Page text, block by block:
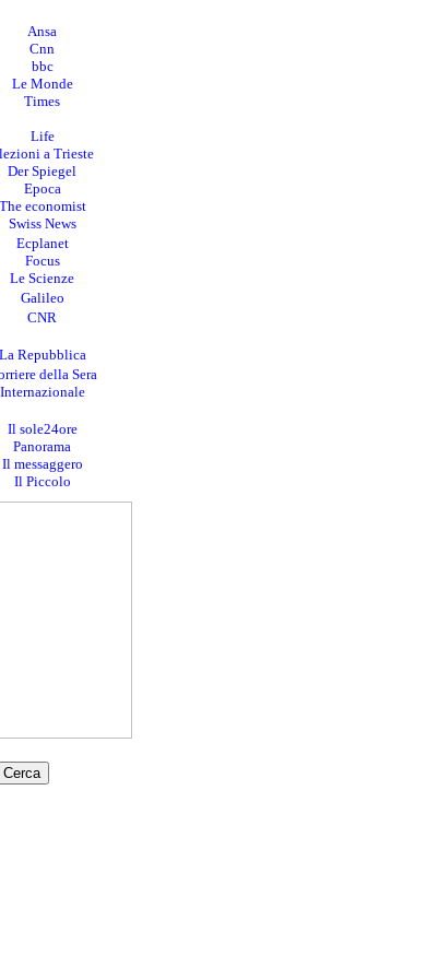
Ansa
Cnn
bbc
Le Monde
Times
Life
a Trieste
Der Spiegel
Epoca
economist
Swiss News
Ecplanet
Focus
Le Scienze
Galileo
CNR
Repubblica
della Sera
Internazionale
Il sole24ore
Panorama
Il messaggero
Il Piccolo